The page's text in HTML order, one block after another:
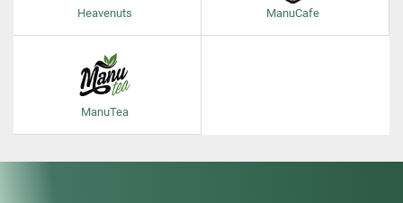
Heavenuts ManuCafe
ManuTea